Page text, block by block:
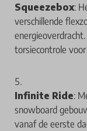
Squeezebox:
verschillende
torsiecontrole
Infinite Ride:
snowboard
vanaf de eerste